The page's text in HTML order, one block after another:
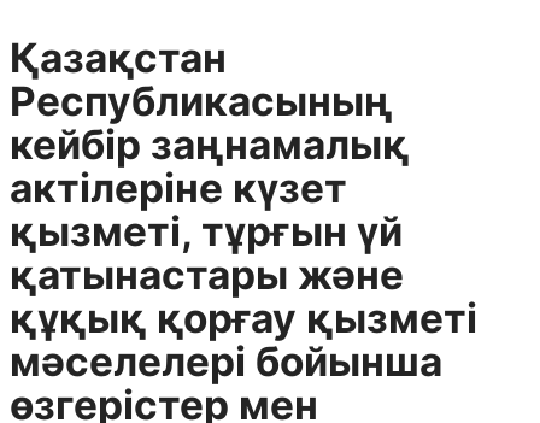
Қазақстан
Республикасының
кейбір заңнамалық
актілеріне күзет
қызметі, тұрғын үй
қатынастары және
құқық қорғау қызметі
мәселелері бойынша
өзгерістер мен